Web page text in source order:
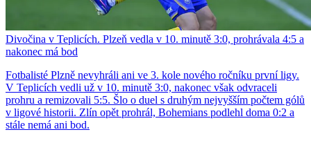
Divočina v Teplicích. Plzeň vedla v 10. minutě 3:0, prohrávala 4:5 a
nakonec má bod
Fotbalisté Plzně nevyhráli ani ve 3. kole nového ročníku první ligy.
V Teplicích vedli už v 10. minutě 3:0, nakonec však odvraceli
prohru a remizovali 5:5. Šlo o duel s druhým nejvyšším počtem gólů
v ligové historii. Zlín opět prohrál, Bohemians podlehl doma 0:2 a
stále nemá ani bod.